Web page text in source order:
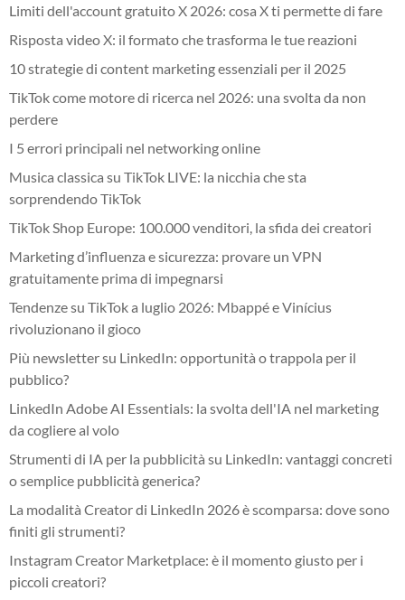
Limiti dell'account gratuito X 2026: cosa X ti permette di fare
Risposta video X: il formato che trasforma le tue reazioni
10 strategie di content marketing essenziali per il 2025
TikTok come motore di ricerca nel 2026: una svolta da non
perdere
I 5 errori principali nel networking online
Musica classica su TikTok LIVE: la nicchia che sta
sorprendendo TikTok
TikTok Shop Europe: 100.000 venditori, la sfida dei creatori
Marketing d’influenza e sicurezza: provare un VPN
gratuitamente prima di impegnarsi
Tendenze su TikTok a luglio 2026: Mbappé e Vinícius
rivoluzionano il gioco
Più newsletter su LinkedIn: opportunità o trappola per il
pubblico?
LinkedIn Adobe AI Essentials: la svolta dell'IA nel marketing
da cogliere al volo
Strumenti di IA per la pubblicità su LinkedIn: vantaggi concreti
o semplice pubblicità generica?
La modalità Creator di LinkedIn 2026 è scomparsa: dove sono
finiti gli strumenti?
Instagram Creator Marketplace: è il momento giusto per i
piccoli creatori?